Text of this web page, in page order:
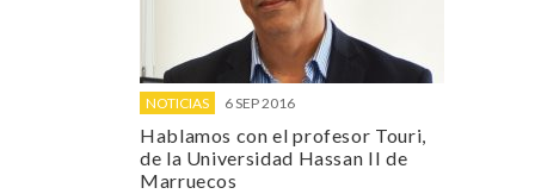
NOTICIAS 6 SEP 2016
Hablamos con el profesor Touri,
de la Universidad Hassan II de
Marruecos